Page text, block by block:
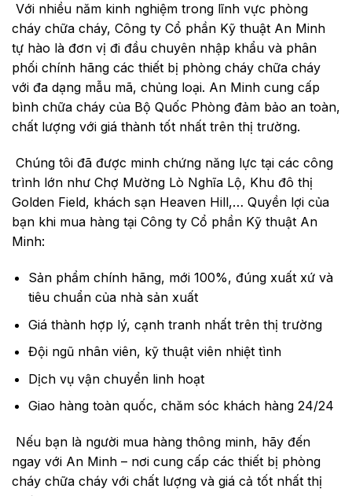
Với nhiều năm kinh nghiệm trong lĩnh vực phòng
cháy chữa cháy, Công ty Cổ phần Kỹ thuật An Minh
tự hào là đơn vị đi đầu chuyên nhập khẩu và phân
phối chính hãng các thiết bị phòng cháy chữa cháy
với đa dạng mẫu mã, chủng loại. An Minh cung cấp
bình chữa cháy của Bộ Quốc Phòng đảm bảo an toàn,
chất lượng với giá thành tốt nhất trên thị trường.
Chúng tôi đã được minh chứng năng lực tại các công
trình lớn như Chợ Mường Lò Nghĩa Lộ, Khu đô thị
Golden Field, khách sạn Heaven Hill,… Quyền lợi của
bạn khi mua hàng tại Công ty Cổ phần Kỹ thuật An
Minh:
Sản phẩm chính hãng, mới 100%, đúng xuất xứ và
tiêu chuẩn của nhà sản xuất
Giá thành hợp lý, cạnh tranh nhất trên thị trường
Đội ngũ nhân viên, kỹ thuật viên nhiệt tình
Dịch vụ vận chuyển linh hoạt
Giao hàng toàn quốc, chăm sóc khách hàng 24/24
Nếu bạn là người mua hàng thông minh, hãy đến
ngay với An Minh – nơi cung cấp các thiết bị phòng
cháy chữa cháy với chất lượng và giá cả tốt nhất thị